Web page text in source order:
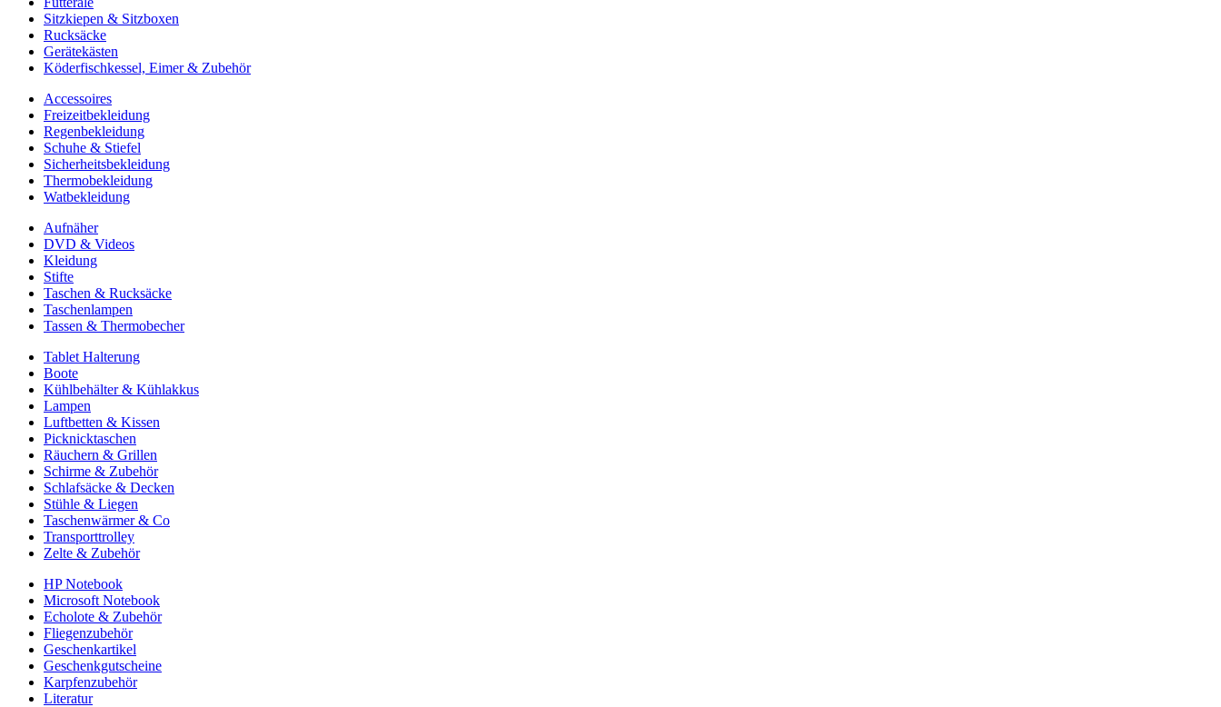
Sitzkiepen & Sitzboxen
Rucksäcke
Gerätekästen
Köderfischkessel, Eimer & Zubehör
Accessoires
Freizeitbekleidung
Regenbekleidung
Schuhe & Stiefel
Sicherheitsbekleidung
Thermobekleidung
Watbekleidung
Aufnäher
DVD & Videos
Kleidung
Stifte
Taschen & Rucksäcke
Taschenlampen
Tassen & Thermobecher
Tablet Halterung
Boote
Kühlbehälter & Kühlakkus
Lampen
Luftbetten & Kissen
Picknicktaschen
Räuchern & Grillen
Schirme & Zubehör
Schlafsäcke & Decken
Stühle & Liegen
Taschenwärmer & Co
Transporttrolley
Zelte & Zubehör
HP Notebook
Microsoft Notebook
Echolote & Zubehör
Fliegenzubehör
Geschenkartikel
Geschenkgutscheine
Karpfenzubehör
Literatur